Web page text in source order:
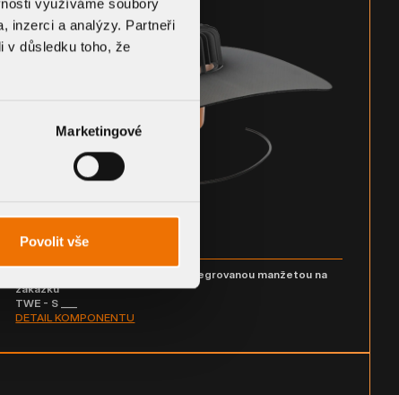
využíváme soubory
inzerci a analýzy. Partneři
v důsledku toho, že
Marketingové
Povolit vše
Svislá vyhřívaná střešní vpust s integrovanou manžetou na
zakázku
TWE - S ___
DETAIL KOMPONENTU